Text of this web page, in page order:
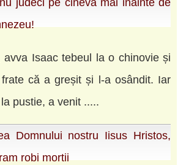
judeci pe cineva mai inainte de
avva Isaac tebeul la o chinovie și
că a greșit și l-a osândit. Iar
pustie, a venit .....
Domnului nostru Iisus Hristos,
robi mortii